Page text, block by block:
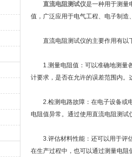
直流电阻测试仪是一种用于测量
值，广泛应用于电气工程、电子制
直流电阻测试仪的主要作用有以
1.测量电阻值：可以准确地测量各
计要求，是否在允许的误差范围内
2.检测电路故障：在电子设备或电
电阻值异常。通过使用直流电阻测
3.评估材料性能：还可以用于评估
在生产过程中，也可以通过测量电